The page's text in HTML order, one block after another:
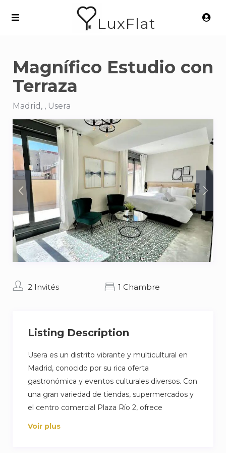
LuxFlat
Magnífico Estudio con
Terraza
Madrid, , Usera
2 Invités 1 Chambre
Listing Description
Usera es un distrito vibrante y multicultural en
Madrid, conocido por su rica oferta
gastronómica y eventos culturales diversos. Con
una gran variedad de tiendas, supermercados y
el centro comercial Plaza Río 2, ofrece
numerosos servicios públicos que facilitan la vida
Voir plus